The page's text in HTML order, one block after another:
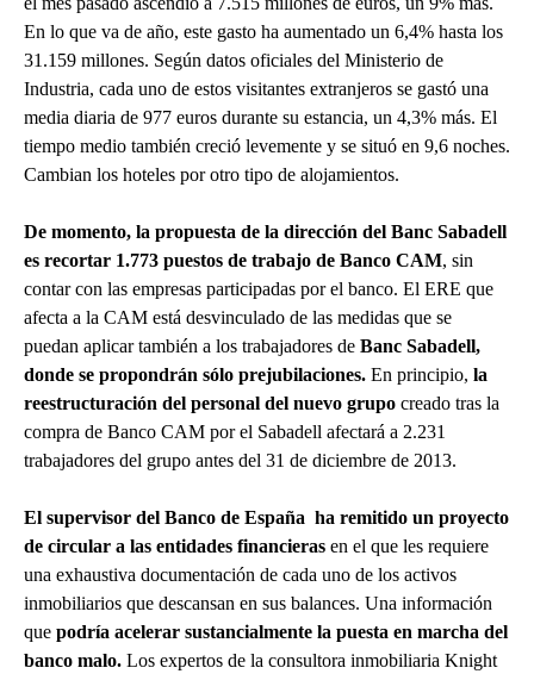
En lo que va de año, este gasto ha aumentado un 6,4% hasta los
31.159 millones. Según datos oficiales del Ministerio de
Industria, cada uno de estos visitantes extranjeros se gastó una
media diaria de 977 euros durante su estancia, un 4,3% más. El
tiempo medio también creció levemente y se situó en 9,6 noches.
Cambian los hoteles por otro tipo de alojamientos.
De momento, la propuesta de la dirección del Banc Sabadell
es recortar 1.773 puestos de trabajo de Banco CAM, sin
contar con las empresas participadas por el banco. El ERE que
afecta a la CAM está desvinculado de las medidas que se
puedan aplicar también a los trabajadores de Banc Sabadell,
donde se propondrán sólo prejubilaciones. En principio, la
reestructuración del personal del nuevo grupo creado tras la
compra de Banco CAM por el Sabadell afectará a 2.231
trabajadores del grupo antes del 31 de diciembre de 2013.
El supervisor del Banco de España ha remitido un proyecto
de circular a las entidades financieras en el que les requiere
una exhaustiva documentación de cada uno de los activos
inmobiliarios que descansan en sus balances. Una información
que podría acelerar sustancialmente la puesta en marcha del
banco malo. Los expertos de la consultora inmobiliaria Knight